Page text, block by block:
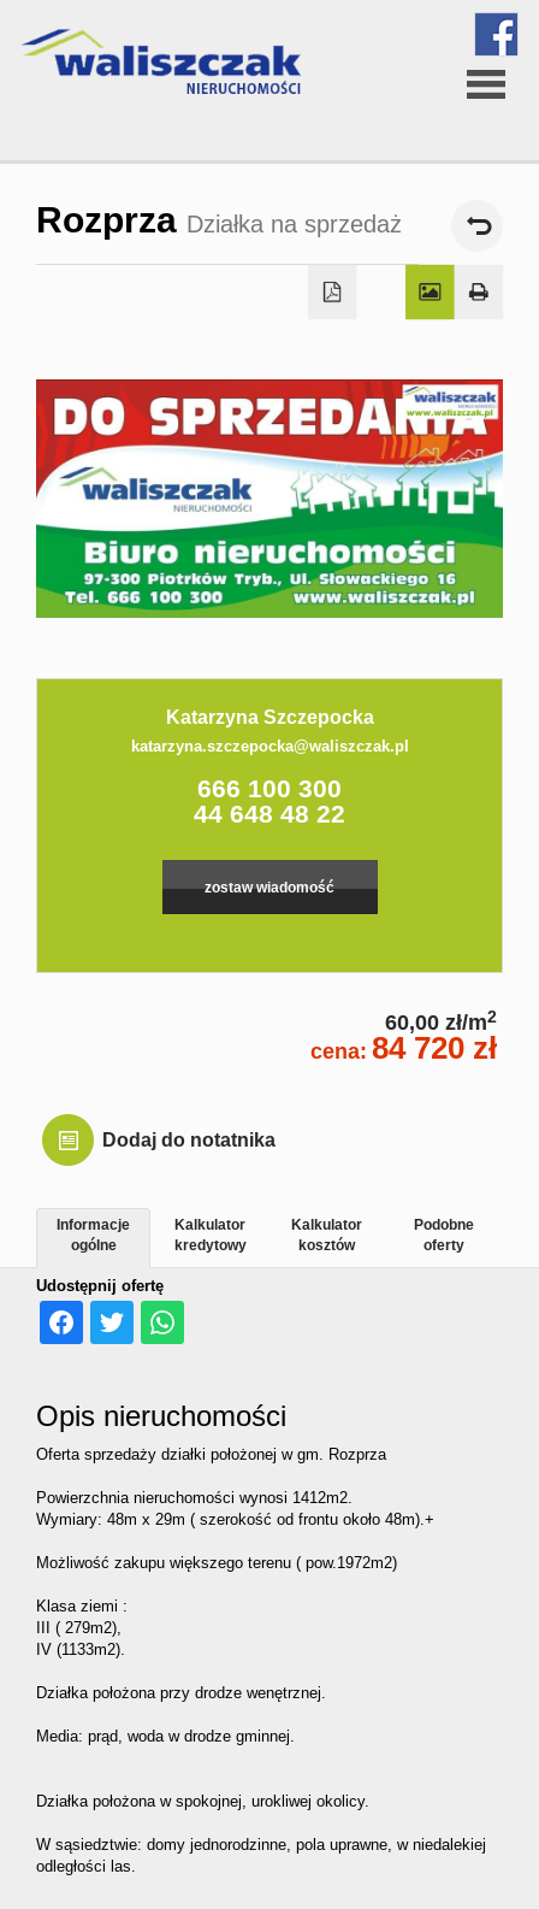
Strona
firmie
Oferta
Kontakt
Rozprza Działka na sprzedaż
Katarzyna Szczepocka
katarzyna.szczepocka@waliszczak.pl
666 100 300
44 648 48 22
zostaw wiadomość
60,00 zł/m2
cena: 84 720 zł
Dodaj do notatnika
Udostępnij ofertę
Informacje
ogólne
Kalkulator
kredytowy
Kalkulator
kosztów
Podobne
oferty
Opis nieruchomości
Oferta sprzedaży działki położonej w gm. Rozprza
Powierzchnia nieruchomości wynosi 1412m2.
Wymiary: 48m x 29m ( szerokość od frontu około 48m).+
Możliwość zakupu większego terenu ( pow.1972m2)
Klasa ziemi :
III ( 279m2),
IV (1133m2).
Działka położona przy drodze wenętrznej.
Media: prąd, woda w drodze gminnej.
Działka położona w spokojnej, urokliwej okolicy.
W sąsiedztwie: domy jednorodzinne, pola uprawne, w niedalekiej
odległości las.